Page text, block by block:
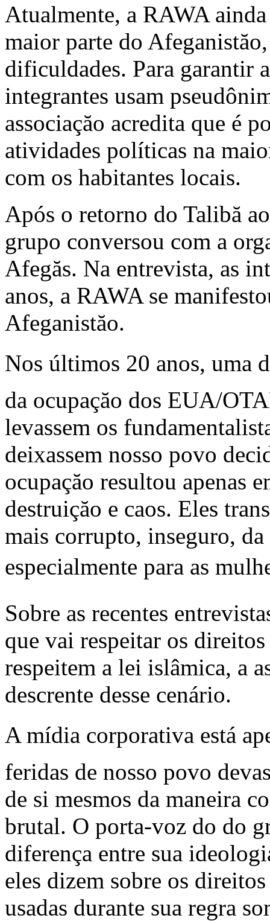
Atualmente, a RAWA
maior parte do
dificuldades. Para garantir
integrantes usam
associaçăo acredita que é
atividades políticas na
com os habitantes locais.
Após o retorno do Talibă
grupo conversou com a
Afegăs. Na entrevista, as
anos, a RAWA se
Afeganistăo.
Nos últimos 20 anos,
da ocupaçăo dos EUA/
levassem os
deixassem nosso povo
ocupaçăo resultou apenas
destruiçăo e caos. Eles
mais corrupto, inseguro,
especialmente para as
Sobre as recentes
que vai respeitar os
respeitem a lei islâmica, a
descrente desse cenário.
A mídia corporativa está
feridas de nosso povo
de si mesmos da maneira
brutal. O porta-voz do do
diferença entre sua
eles dizem sobre os
usadas durante sua regra